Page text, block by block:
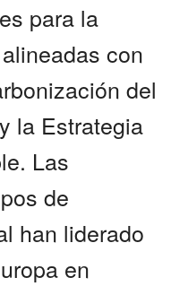
para la
con
del
la Estrategia
Las
de
han liderado
en